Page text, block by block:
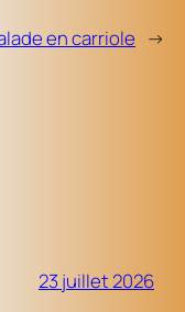
en carriole →
23 juillet 2026